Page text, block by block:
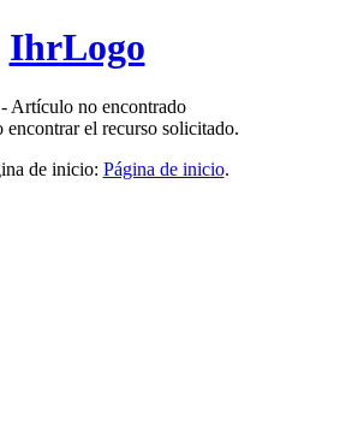
IhrLogo
Artículo no encontrado
encontrar el recurso solicitado.
de inicio: Página de inicio.